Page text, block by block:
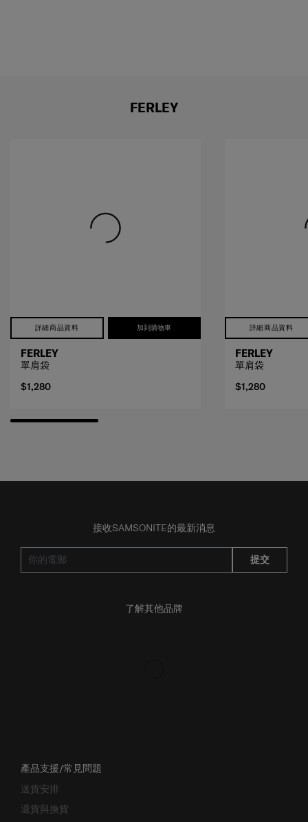
FERLEY
詳細商品資料 加到購物車
FERLEY
單肩袋
$1,280
詳細商品資料
FERLEY
單肩袋
$1,280
接收SAMSONITE的最新消息
提交
了解其他品牌
產品支援/常見問題
送貨安排
退貨與換貨